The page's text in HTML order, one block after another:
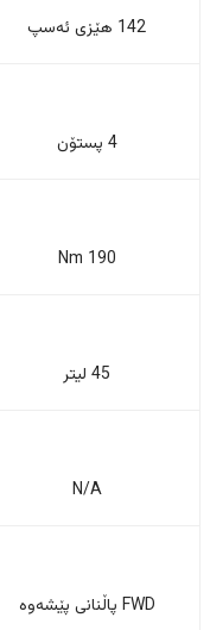
142 هێزی ئەسپ
4 پستۆن
190 Nm
45 لیتر
N/A
FWD پاڵنانی پێشەوە